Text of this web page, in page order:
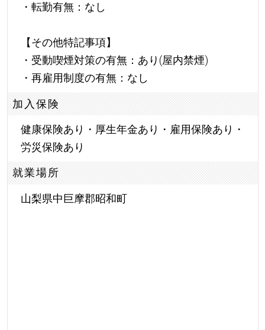
・転勤有無：なし
【その他特記事項】
・受動喫煙対策の有無：あり(屋内禁煙)
・再雇用制度の有無：なし
加入保険
健康保険あり・厚生年金あり・雇用保険あり・
労災保険あり
就業場所
山梨県中巨摩郡昭和町